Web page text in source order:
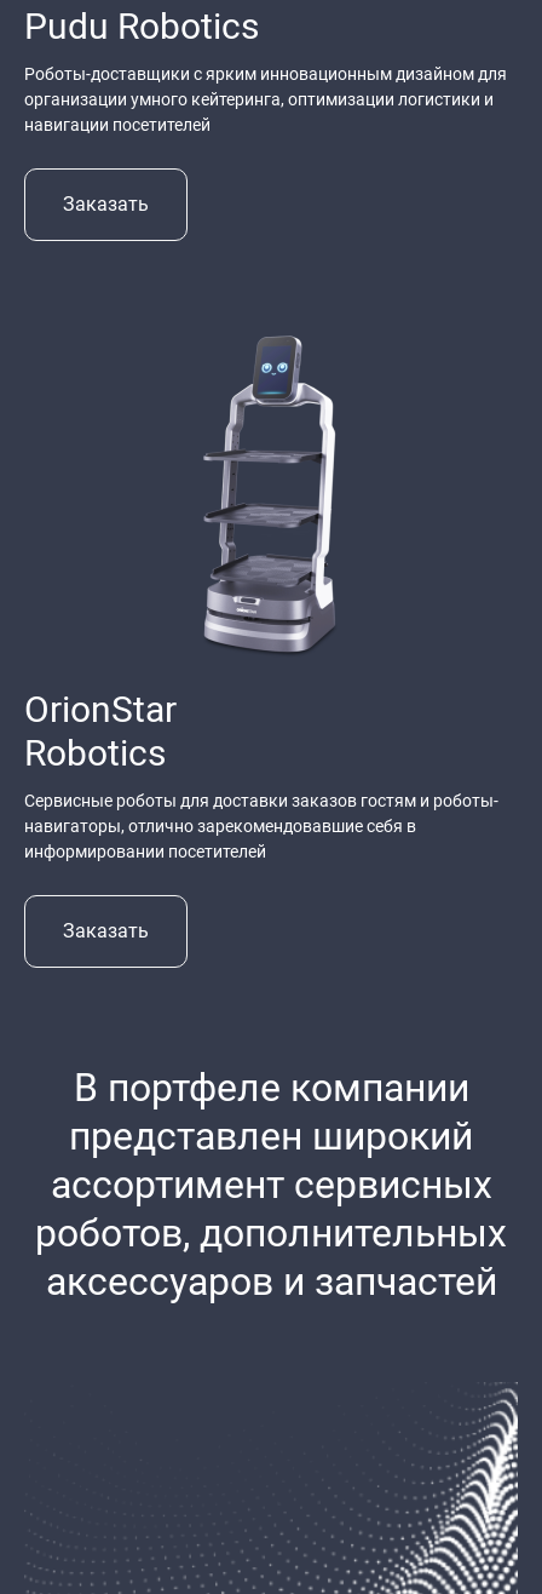
Pudu Robotics
Роботы-доставщики с ярким инновационным дизайном для
организации умного кейтеринга, оптимизации логистики и
навигации посетителей
Заказать
OrionStar
Robotics
Сервисные роботы для доставки заказов гостям и роботы-
навигаторы, отлично зарекомендовавшие себя в
информировании посетителей
Заказать
В портфеле компании
представлен широкий
ассортимент сервисных
роботов, дополнительных
аксессуаров и запчастей